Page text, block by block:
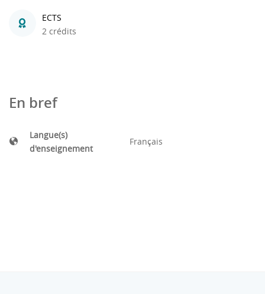
ECTS
2 crédits
En bref
Langue(s)
d'enseignement
Français